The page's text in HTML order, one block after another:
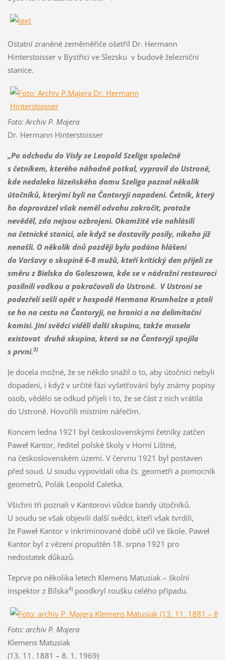
Ostatní zraněné zeměměřiče ošetřil Dr. Hermann
Hinterstoisser v Bystřici ve Slezsku v budově železniční
stanice.
Foto: Archiv P. Majera
Dr. Hermann Hinterstoisser
„Po odchodu do Visly se Leopold Szeliga společně
s četníkem, kterého náhodně potkal, vypravil do Ustroně,
kde nedaleko lázeňského domu Szeliga poznal několik
útočníků, kterými byli na Čantoryji napadeni. Četník, který
ho doprovázel však neměl odvahu zakročit, protože
nevěděl, zda nejsou ozbrojeni. Okamžitě vše nahlásili
na četnické stanici, ale když se dostavily posily, nikoho již
nenašli. O několik dnů později bylo podáno hlášení
do Varšavy o skupině 6-8 mužů, kteří kritický den přijeli ze
směru z Bielska do Goleszowa, kde se v nádražní restauraci
posilnili vodkou a pokračovali do Ustroně. V Ustroni se
podezřelí sešli opět v hospodě Hermana Krumholze a ptali
se ho na cestu na Čantoryji, na hranici a na delimitační
komisi. Jiní svědci viděli další skupinu, takže musela
existovat druhá skupina, která se na Čantoryji spojila
s první.3)
Je docela možné, že se někdo snažil o to, aby útočníci nebyli
dopadeni, i když v určité fázi vyšetřování byly známy popisy
osob, vědělo se odkud přijeli i to, že se část z nich vrátila
do Ustroně. Hovořili místním nářečím.
Koncem ledna 1921 byl československými četníky zatčen
Paweł Kantor, ředitel polské školy v Horní Líštné,
na československém území. V červnu 1921 byl postaven
před soud. U soudu vypovídali oba čs. geometři a pomocník
geometrů, Polák Leopold Caletka.
Všichni tři poznali v Kantorovi vůdce bandy útočníků.
U soudu se však objevili další svědci, kteří však tvrdili,
že Paweł Kantor v inkriminované době učil ve škole. Paweł
Kantor byl z vězení propuštěn 18. srpna 1921 pro
nedostatek důkazů.
Teprve po několika letech Klemens Matusiak – školní
inspektor z Bílska4)poodkryl roušku celého případu.
Foto: archiv P. Majera
Klemens Matusiak
(13. 11. 1881 – 8. 1. 1969)